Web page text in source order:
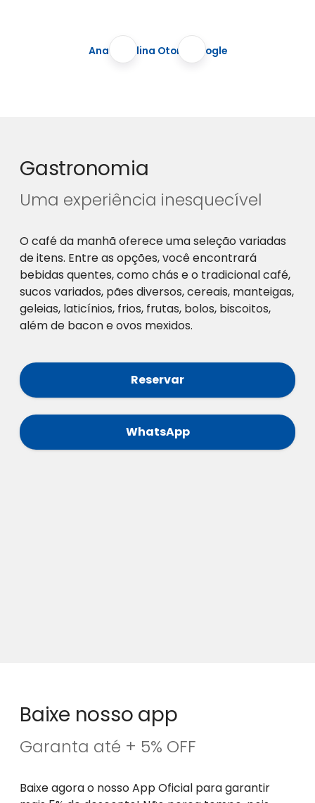
Ana Carolina Otoni, Google
Gastronomia
Uma experiência inesquecível
O café da manhã oferece uma seleção variadas
de itens. Entre as opções, você encontrará
bebidas quentes, como chás e o tradicional café,
sucos variados, pães diversos, cereais, manteigas,
geleias, laticínios, frios, frutas, bolos, biscoitos,
além de bacon e ovos mexidos.
Reservar
WhatsApp
Baixe nosso app
Garanta até + 5% OFF
Baixe agora o nosso App Oficial para garantir